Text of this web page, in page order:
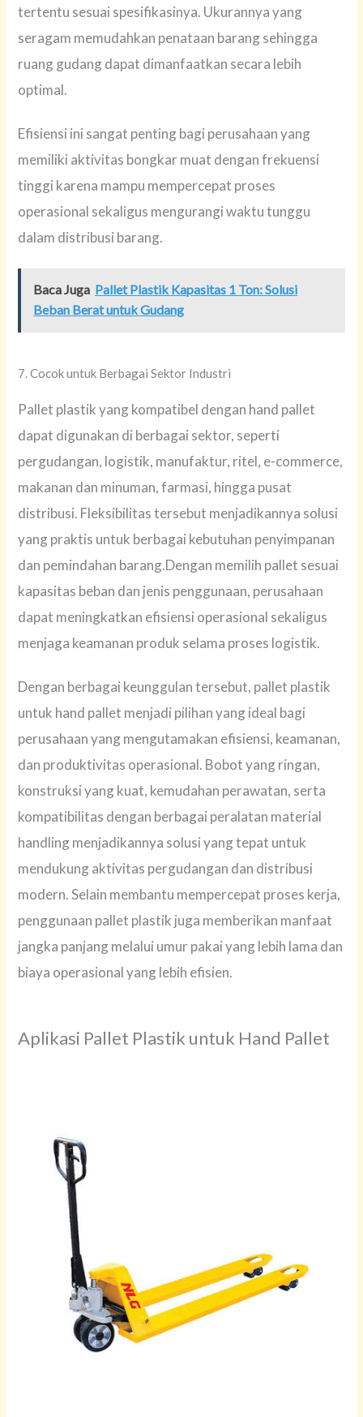
tertentu sesuai spesifikasinya. Ukurannya yang
seragam memudahkan penataan barang sehingga
ruang gudang dapat dimanfaatkan secara lebih
optimal.
Efisiensi ini sangat penting bagi perusahaan yang
memiliki aktivitas bongkar muat dengan frekuensi
tinggi karena mampu mempercepat proses
operasional sekaligus mengurangi waktu tunggu
dalam distribusi barang.
Baca Juga Pallet Plastik Kapasitas 1 Ton: Solusi
Beban Berat untuk Gudang
7. Cocok untuk Berbagai Sektor Industri
Pallet plastik yang kompatibel dengan hand pallet
dapat digunakan di berbagai sektor, seperti
pergudangan, logistik, manufaktur, ritel, e-commerce,
makanan dan minuman, farmasi, hingga pusat
distribusi. Fleksibilitas tersebut menjadikannya solusi
yang praktis untuk berbagai kebutuhan penyimpanan
dan pemindahan barang.Dengan memilih pallet sesuai
kapasitas beban dan jenis penggunaan, perusahaan
dapat meningkatkan efisiensi operasional sekaligus
menjaga keamanan produk selama proses logistik.
Dengan berbagai keunggulan tersebut, pallet plastik
untuk hand pallet menjadi pilihan yang ideal bagi
perusahaan yang mengutamakan efisiensi, keamanan,
dan produktivitas operasional. Bobot yang ringan,
konstruksi yang kuat, kemudahan perawatan, serta
kompatibilitas dengan berbagai peralatan material
handling menjadikannya solusi yang tepat untuk
mendukung aktivitas pergudangan dan distribusi
modern. Selain membantu mempercepat proses kerja,
penggunaan pallet plastik juga memberikan manfaat
jangka panjang melalui umur pakai yang lebih lama dan
biaya operasional yang lebih efisien.
Aplikasi Pallet Plastik untuk Hand Pallet